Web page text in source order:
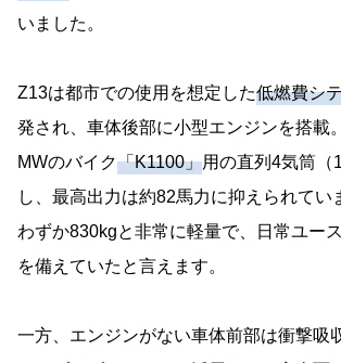
いました。
Z13は都市での使用を想定した低燃費シ
発され、車体後部に小型エンジンを搭載
MWのバイク「K1100」用の直列4気筒（
し、最高出力は約82馬力に抑えられてい
わずか830kgと非常に軽量で、日常ユー
を備えていたと言えます。
一方、エンジンがない車体前部は衝撃吸